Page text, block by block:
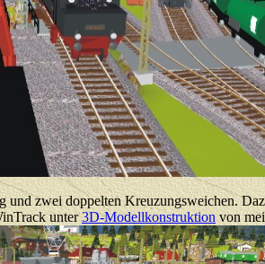
zwei doppelten Kreuzungsweichen.
unter3D-Modellkonstruktionvon